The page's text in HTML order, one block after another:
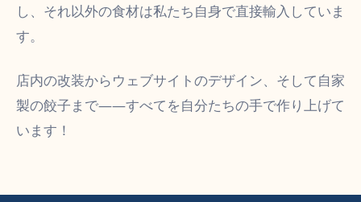
し、それ以外の食材は私たち自身で直接輸入していま
す。
店内の改装からウェブサイトのデザイン、そして自家
製の餃子まで――すべてを自分たちの手で作り上げて
います！